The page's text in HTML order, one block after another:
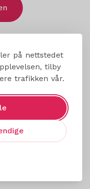
på nettstedet
tilby
trafikken vår.